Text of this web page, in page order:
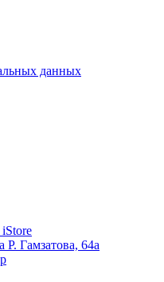
данных
Гамзатова, 64а